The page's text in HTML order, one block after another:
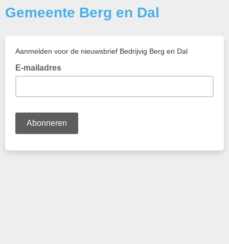
Gemeente Berg en Dal
Aanmelden voor de nieuwsbrief Bedrijvig Berg en Dal
E-mailadres